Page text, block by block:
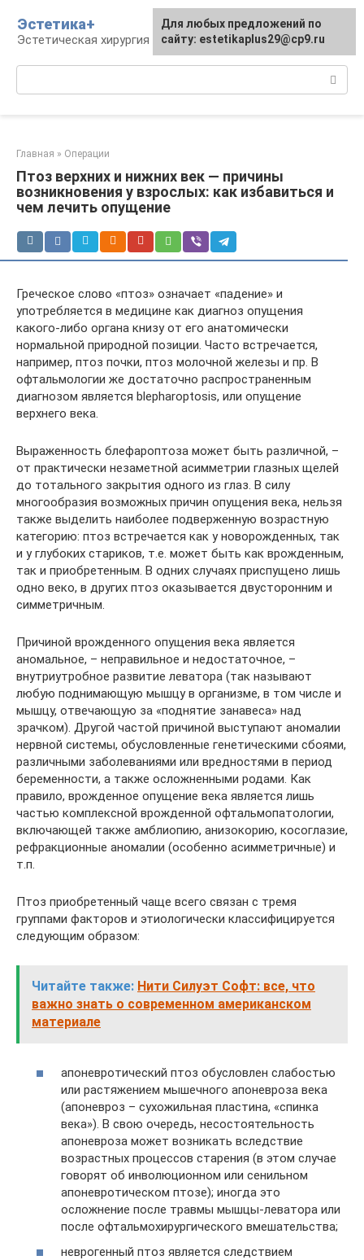
контенту
Эстетика+
Эстетическая хирургия и косметология
Главная » Операции
Птоз верхних и нижних век — причины
возникновения у взрослых: как избавиться и
чем лечить опущение
Греческое слово «птоз» означает «падение» и
употребляется в медицине как диагноз опущения
какого-либо органа книзу от его анатомически
нормальной природной позиции. Часто встречается,
например, птоз почки, птоз молочной железы и пр. В
офтальмологии же достаточно распространенным
диагнозом является blepharoptosis, или опущение
верхнего века.
Выраженность блефароптоза может быть различной, –
от практически незаметной асимметрии глазных щелей
до тотального закрытия одного из глаз. В силу
многообразия возможных причин опущения века, нельзя
также выделить наиболее подверженную возрастную
категорию: птоз встречается как у новорожденных, так
и у глубоких стариков, т.е. может быть как врожденным,
так и приобретенным. В одних случаях приспущено лишь
одно веко, в других птоз оказывается двусторонним и
симметричным.
Причиной врожденного опущения века является
аномальное, – неправильное и недостаточное, –
внутриутробное развитие леватора (так называют
любую поднимающую мышцу в организме, в том числе и
мышцу, отвечающую за «поднятие занавеса» над
зрачком). Другой частой причиной выступают аномалии
нервной системы, обусловленные генетическими сбоями,
различными заболеваниями или вредностями в период
беременности, а также осложненными родами. Как
правило, врожденное опущение века является лишь
частью комплексной врожденной офтальмопатологии,
включающей также амблиопию, анизокорию, косоглазие,
рефракционные аномалии (особенно асимметричные) и
т.п.
Птоз приобретенный чаще всего связан с тремя
группами факторов и этиологически классифицируется
следующим образом:
Читайте также: Нити Силуэт Софт: все, что
важно знать о современном американском
материале
апоневротический птоз обусловлен слабостью
или растяжением мышечного апоневроза века
(апоневроз – сухожильная пластина, «спинка
века»). В свою очередь, несостоятельность
апоневроза может возникать вследствие
возрастных процессов старения (в этом случае
говорят об инволюционном или сенильном
апоневротическом птозе); иногда это
осложнение после травмы мышцы-леватора или
после офтальмохирургического вмешательства;
неврогенный птоз является следствием
Для любых предложений по
сайту: estetikaplus29@cp9.ru